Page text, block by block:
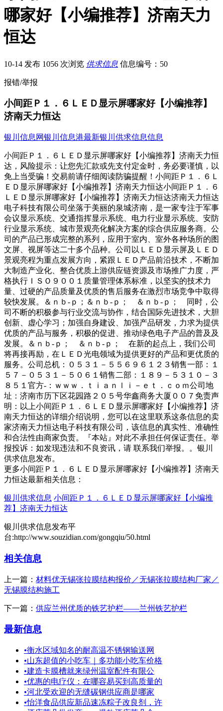
哪家好【小编推荐】济南天力
恒达
10-14 发布 1056 次浏览 供求信息 信息编号：50
报错/举报
小间距Ｐ１．６ＬＥＤ显示屏哪家好【小编推荐】
济南天力恒达
银川信息网银川信息港最新银川供求信息信息
小间距Ｐ１．６ＬＥＤ显示屏哪家好【小编推荐】济南天力恒
达，风险提示：让您先汇款或先支付定金时，务必要谨慎，以
免上当受骗！交易前请仔细阅读防骗提醒！小间距Ｐ１．６Ｌ
ＥＤ显示屏哪家好【小编推荐】济南天力恒达小间距Ｐ１．６
ＬＥＤ显示屏哪家好【小编推荐】济南天力恒达济南天力恒达
电子科技有限公司坐落于美丽的泉城济南，是一家专注于军事
会议显示系统、交通指挥显示系统、电力行业显示系统、安防
行业显示系统、城市景观亮化解决方案的综合供应服务商。公
司的产品已形成完整的系列，应用于室内、室外各种场所的图
文屏、视屏等达二十多个品种。公司以ＬＥＤ显示屏及ＬＥＤ
景观亮程为重点发展方向，紧跟ＬＥＤ产品前沿技术，不断加
大制造产业化、整合优质上游供应链资源及市场推广力度，严
格执行ＩＳＯ９００１质量管理体系标准，以坚实的技术力
量、过硬的产品质量及优质的售后服务在激烈市场竞争中取得
较快发展。＆ｎｂ-ｐ；＆ｎｂ-ｐ； ＆ｎｂ-ｐ； 同时，公
司不断的积极参与行业交流与协作，结合国际先进技术，大胆
创新、虚心学习；加强自身建设、加强产品研发，力求为提供
优质的产品与服务，积极的促进、推动绿色电子产品的普及及
发展。＆ｎｂ-ｐ； ＆ｎｂ-ｐ； 在新的起点上，我们公司
将再接再励，在ＬＥＤ光电领域为提供更好的产品和更优质的
服务。公司总机：０５３１－５５６９６１２３销售一部：１
５７－０５３１－５０６１销售二部：１８９－５３１０－３
８５１官方-：ｗｗｗ．ｔｉａｎｌｉ－ｅｔ．ｃｏｍ公司地
址：济南市历下区花园路２０５号华鑫商务大厦００７免责声
明：以上小间距Ｐ１．６ＬＥＤ显示屏哪家好【小编推荐】济
南天力恒达的详细介绍说明，您可以在这里联系这条信息的卖
家济南天力恒达电子科技有限公司，该信息的真实性、准确性
和合法性由商家负责。『本站』对此不承担任何保证责任。举
报投诉：如发现违法和不良资讯，请 联系我们举报。。银川
供求信息发布。
更多小间距Ｐ１．６ＬＥＤ显示屏哪家好【小编推荐】济南天
力恒达最新相关信息：
银川供求信息 小间距Ｐ１．６ＬＥＤ显示屏哪家好【小编推
荐】济南天力恒达
银川供求信息发布平
台:http://www.souzidian.com/gongqiu/50.html
相关信息
上一篇： 材料优无锡张拉膜结构报价／无锡张拉膜结构厂家／
无锡膜结构施工
下一篇： 供应兰州优质的铁艺护栏——兰州铁艺护栏
最新信息
•衡水区域知名的耐高温不锈钢输送网
•山东超值的小吃车｜多功能小吃车价格
•建造卡膜槽就来绿州温室配件有限公
•优惠的电疗仪：在哪容易买到高质量的
•河北受欢迎的无缝碳钢供应商是哪家
•怡洋食品供应新品速冻粽子改良剂，许